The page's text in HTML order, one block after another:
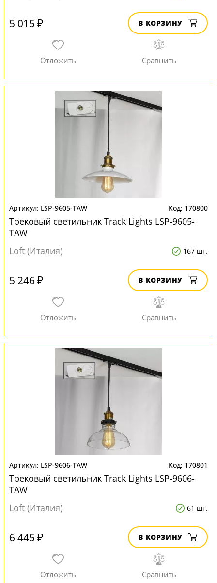
5 015 ₽ В КОРЗИНУ
LSP-9605-TAW 170800
Трековый светильник Track Lights LSP-9605-
TAW
Loft (Италия)
167 шт.
5 246 ₽ В КОРЗИНУ
LSP-9606-TAW 170801
Трековый светильник Track Lights LSP-9606-
TAW
Loft (Италия)
61 шт.
6 445 ₽ В КОРЗИНУ